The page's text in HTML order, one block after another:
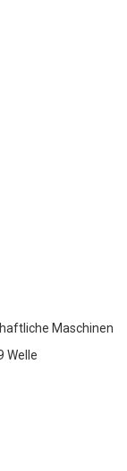
Maschinen
Welle